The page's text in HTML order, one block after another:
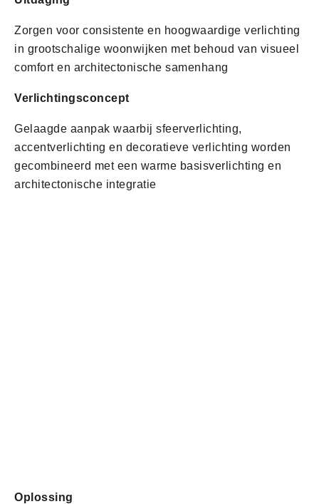
Zorgen voor consistente en hoogwaardige verlichting
in grootschalige woonwijken met behoud van visueel
comfort en architectonische samenhang
Verlichtingsconcept
Gelaagde aanpak waarbij sfeerverlichting,
accentverlichting en decoratieve verlichting worden
gecombineerd met een warme basisverlichting en
architectonische integratie
Oplossing